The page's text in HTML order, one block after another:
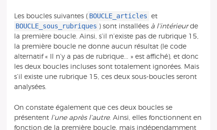
Les boucles suivantes ( BOUCLE_articles et
BOUCLE_sous_rubriques ) sont installées à l’intérieurde
la première boucle. Ainsi, s’il n’existe pas de rubrique 15,
la première boucle ne donne aucun résultat (le code
alternatif « Il n’y a pas de rubrique... » est affiché), et donc
les deux boucles incluses sont totalement ignorées. Mais
s’il existe une rubrique 15, ces deux sous-boucles seront
analysées.
On constate également que ces deux boucles se
présentent l’une après l’autre. Ainsi, elles fonctionnent en
fonction de la première boucle, mais indépendamment